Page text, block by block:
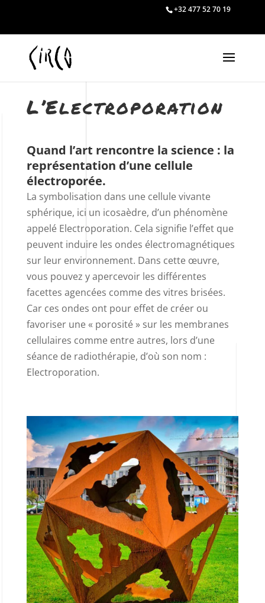
+32 477 52 70 19
L’Electroporation
Quand l’art rencontre la science : la
représentation d’une cellule
électroporée.
La symbolisation dans une cellule vivante
sphérique, ici un icosaèdre, d’un phénomène
appelé Electroporation. Cela signifie l’effet que
peuvent induire les ondes électromagnétiques
sur leur environnement. Dans cette œuvre,
vous pouvez y apercevoir les différentes
facettes agencées comme des vitres brisées.
Car ces ondes ont pour effet de créer ou
favoriser une « porosité » sur les membranes
cellulaires comme entre autres, lors d’une
séance de radiothérapie, d’où son nom :
Electroporation.